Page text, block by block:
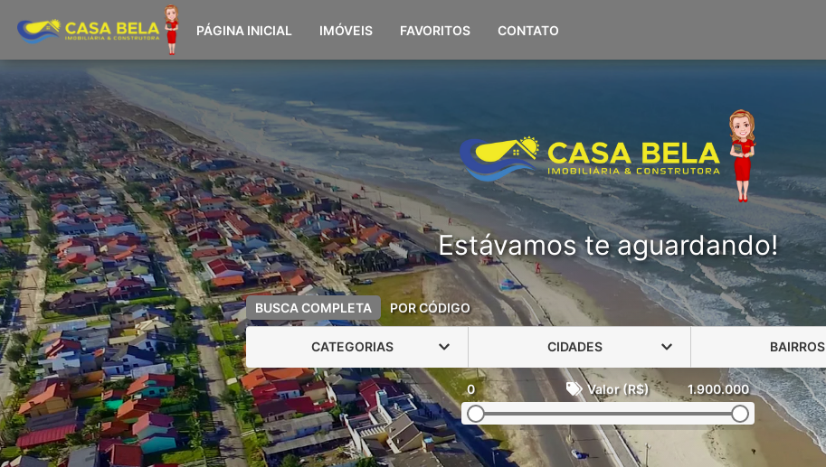
PÁGINA INICIAL IMÓVEIS FAVORITOS CONTATO
Estávamos te aguardando!
BUSCA COMPLETA POR CÓDIGO
CATEGORIAS CIDADES BAIRROS
0 Valor (R$) 1.900.000